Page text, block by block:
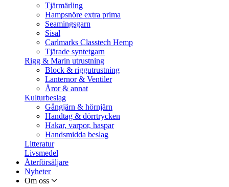
Tjärmärling
Hampsnöre extra prima
Seamingsgarn
Sisal
Carlmarks Classtech Hemp
Tjärade syntetgarn
Rigg & Marin utrustning
Block & riggutrustning
Lanternor & Ventiler
Åror & annat
Kulturbeslag
Gångjärn & hörnjärn
Handtag & dörrtrycken
Hakar, varpor, haspar
Handsmidda beslag
Litteratur
Livsmedel
Återförsäljare
Nyheter
Om oss